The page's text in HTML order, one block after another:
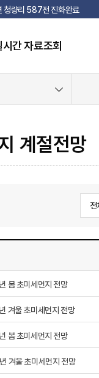
량리 587전 진화완료
시간 자료조회
계절전망
봄 초미세먼지 전망
겨울 초미세먼지 전망
봄 초미세먼지 전망
겨울 초미세먼지 전망